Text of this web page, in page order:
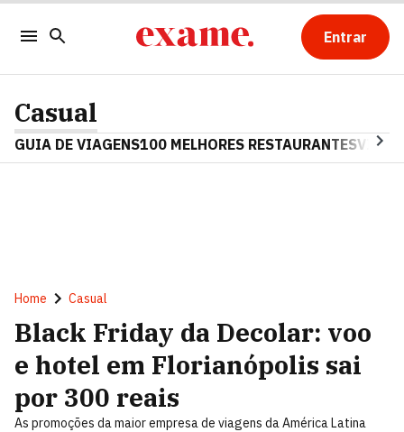
Entrar
Casual
GUIA DE VIAGENS100 MELHORES RESTAURANTES
Home Casual
Black Friday da Decolar: voo
e hotel em Florianópolis sai
por 300 reais
As promoções da maior empresa de viagens da América Latina